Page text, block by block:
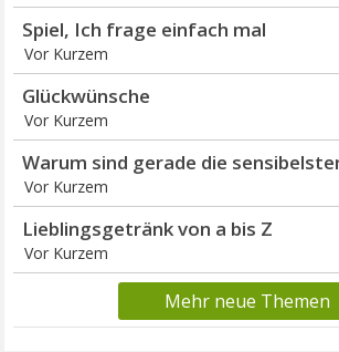
Spiel, Ich frage einfach mal
Vor Kurzem
Glückwünsche
Vor Kurzem
Warum sind gerade die
Vor Kurzem
Lieblingsgetränk von a bis Z
Vor Kurzem
Mehr neue Themen